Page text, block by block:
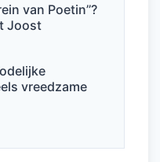
van Poetin’’?
Joost
vreedzame